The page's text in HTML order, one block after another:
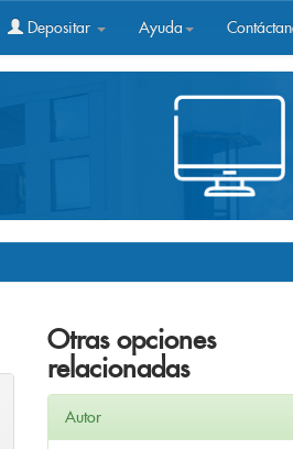
Depositar Ayuda
Otras opciones
relacionadas
Autor